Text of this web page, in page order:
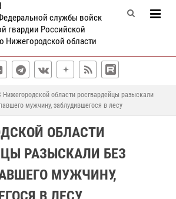
службы войск
гвардии Российской
Нижегородской области
Нижегородской области росгвардейцы разыскали
мужчину, заблудившегося в лесу
ОБЛАСТИ
РАЗЫСКАЛИ БЕЗ
МУЖЧИНУ,